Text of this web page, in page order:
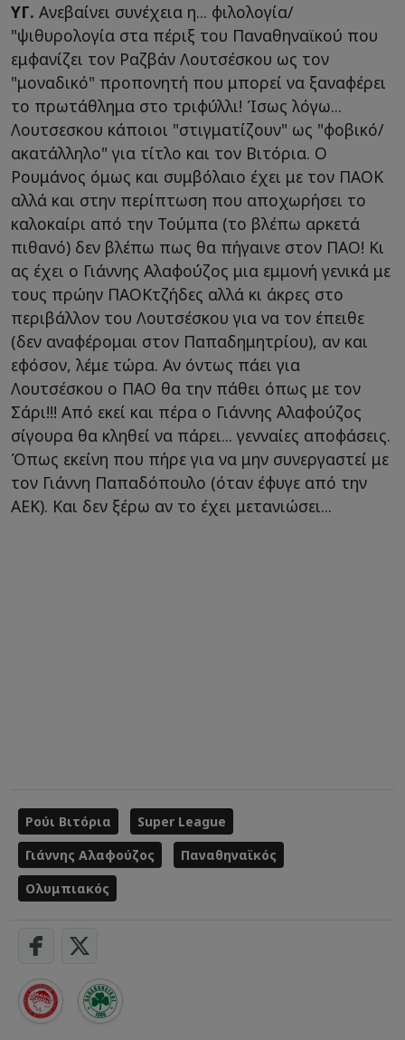
ΥΓ. Ανεβαίνει συνέχεια η... φιλολογία/
"ψιθυρολογία στα πέριξ του Παναθηναϊκού που
εμφανίζει τον Ραζβάν Λουτσέσκου ως τον
"μοναδικό" προπονητή που μπορεί να ξαναφέρει
το πρωτάθλημα στο τριφύλλι! Ίσως λόγω...
Λουτσεσκου κάποιοι "στιγματίζουν" ως "φοβικό/
ακατάλληλο" για τίτλο και τον Βιτόρια. Ο
Ρουμάνος όμως και συμβόλαιο έχει με τον ΠΑΟΚ
αλλά και στην περίπτωση που αποχωρήσει το
καλοκαίρι από την Τούμπα (το βλέπω αρκετά
πιθανό) δεν βλέπω πως θα πήγαινε στον ΠΑΟ! Κι
ας έχει ο Γιάννης Αλαφούζος μια εμμονή γενικά με
τους πρώην ΠΑΟΚτζήδες αλλά κι άκρες στο
περιβάλλον του Λουτσέσκου για να τον έπειθε
(δεν αναφέρομαι στον Παπαδημητρίου), αν και
εφόσον, λέμε τώρα. Αν όντως πάει για
Λουτσέσκου ο ΠΑΟ θα την πάθει όπως με τον
Σάρι!!! Από εκεί και πέρα ο Γιάννης Αλαφούζος
σίγουρα θα κληθεί να πάρει... γενναίες αποφάσεις.
Όπως εκείνη που πήρε για να μην συνεργαστεί με
τον Γιάννη Παπαδόπουλο (όταν έφυγε από την
ΑΕΚ). Και δεν ξέρω αν το έχει μετανιώσει...
Ρούι Βιτόρια
Super League
Γιάννης Αλαφούζος
Παναθηναϊκός
Ολυμπιακός